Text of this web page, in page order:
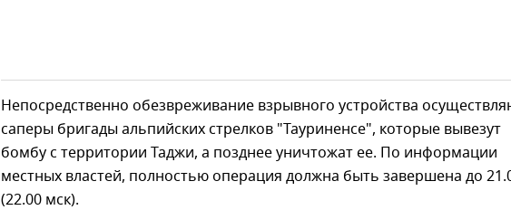
Непосредственно обезвреживание взрывного устройства
саперы бригады альпийских стрелков "Тауриненсе", которые вывезут
бомбу с территории Таджи, а позднее уничтожат ее. По информации
местных властей, полностью операция должна быть завершена до
(22.00 мск).